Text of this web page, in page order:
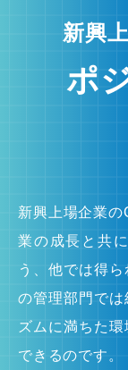
新興
ポ
新興上場企業
業の成長と共
う、他では得
の管理部門では
ズムに満ちた
できるのです。